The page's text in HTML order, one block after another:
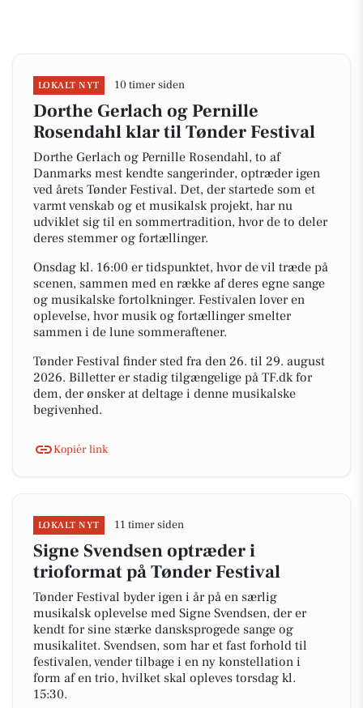
LOKALT NYT 10 timer siden
Dorthe Gerlach og Pernille
Rosendahl klar til Tønder Festival
Dorthe Gerlach og Pernille Rosendahl, to af
Danmarks mest kendte sangerinder, optræder igen
ved årets Tønder Festival. Det, der startede som et
varmt venskab og et musikalsk projekt, har nu
udviklet sig til en sommertradition, hvor de to deler
deres stemmer og fortællinger.
Onsdag kl. 16:00 er tidspunktet, hvor de vil træde på
scenen, sammen med en række af deres egne sange
og musikalske fortolkninger. Festivalen lover en
oplevelse, hvor musik og fortællinger smelter
sammen i de lune sommeraftener.
Tønder Festival finder sted fra den 26. til 29. august
2026. Billetter er stadig tilgængelige på TF.dk for
dem, der ønsker at deltage i denne musikalske
begivenhed.
Kopiér link
LOKALT NYT 11 timer siden
Signe Svendsen optræder i
trioformat på Tønder Festival
Tønder Festival byder igen i år på en særlig
musikalsk oplevelse med Signe Svendsen, der er
kendt for sine stærke dansksprogede sange og
musikalitet. Svendsen, som har et fast forhold til
festivalen, vender tilbage i en ny konstellation i
form af en trio, hvilket skal opleves torsdag kl.
15:30.